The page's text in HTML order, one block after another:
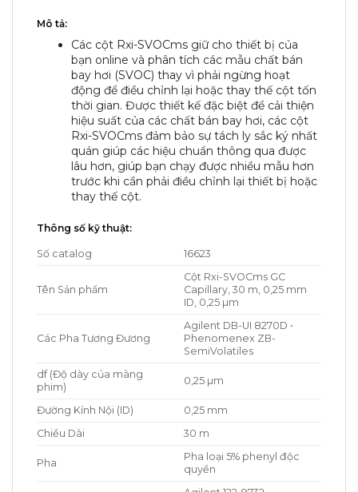
Mô tả:
Các cột Rxi-SVOCms giữ cho thiết bị của
bạn online và phân tích các mẫu chất bán
bay hơi (SVOC) thay vì phải ngừng hoạt
động để điều chỉnh lại hoặc thay thế cột tốn
thời gian. Được thiết kế đặc biệt để cải thiện
hiệu suất của các chất bán bay hơi, các cột
Rxi-SVOCms đảm bảo sự tách ly sắc ký nhất
quán giúp các hiệu chuẩn thông qua được
lâu hơn, giúp bạn chạy được nhiều mẫu hơn
trước khi cần phải điều chỉnh lại thiết bị hoặc
thay thế cột.
Thông số kỹ thuật:
Số catalog 16623
Tên Sản phẩm
Cột Rxi-SVOCms GC
Capillary, 30 m, 0,25 mm
ID, 0,25 µm
Các Pha Tương Đương
Agilent DB-UI 8270D •
Phenomenex ZB-
SemiVolatiles
df (Độ dày của màng
phim)
0,25 µm
Đường Kính Nội (ID)
0,25 mm
Chiều Dài
30 m
Pha
Pha loại 5% phenyl độc
quyền